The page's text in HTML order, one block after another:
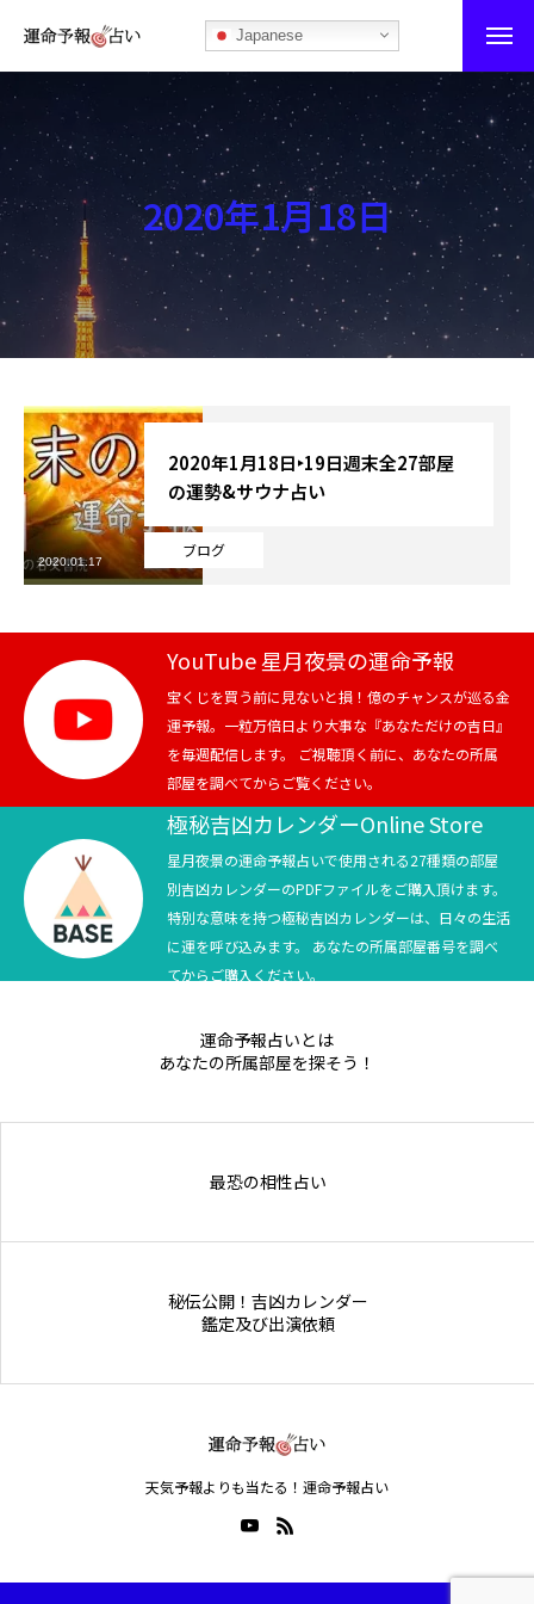
Japanese
運命予報占い
運命予報占いとは
あなたの所属部屋を探そう！
最恐の相性占い
秘伝公開！吉凶カレンダー
記事カテゴリー
ブログ
お知らせ
芸能界
テニス
スポーツ
競馬
テニス四大大会・五輪
テニス四大大会・五輪
2020年1月18日
ブログ
2020年1月18日‣19日週末全27部屋
の運勢&サウナ占い
2020.01.17
YouTube 星月夜景の運命予報
宝くじを買う前に見ないと損！億のチャンスが巡る金
運予報。一粒万倍日より大事な『あなただけの吉日』
を毎週配信します。 ご視聴頂く前に、あなたの所属
部屋を調べてからご覧ください。
極秘吉凶カレンダーOnline Store
星月夜景の運命予報占いで使用される27種類の部屋
別吉凶カレンダーのPDFファイルをご購入頂けます。
特別な意味を持つ極秘吉凶カレンダーは、日々の生活
に運を呼び込みます。 あなたの所属部屋番号を調べ
てからご購入ください。
運命予報占いとは
あなたの所属部屋を探そう！
最恐の相性占い
秘伝公開！吉凶カレンダー
鑑定及び出演依頼
天気予報よりも当たる！運命予報占い